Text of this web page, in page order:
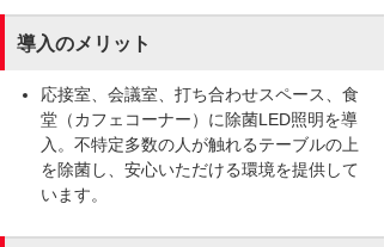
導入のメリット
応接室、会議室、打ち合わせスペース、食
堂（カフェコーナー）に除菌LED照明を導
入。不特定多数の人が触れるテーブルの上
を除菌し、安心いただける環境を提供して
います。